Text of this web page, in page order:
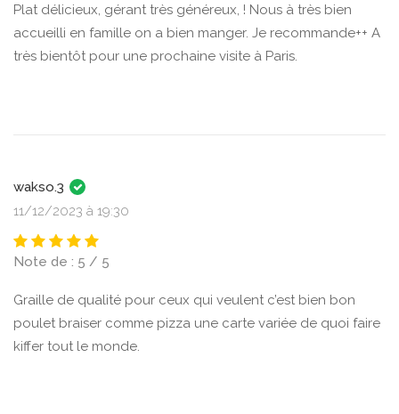
Plat délicieux, gérant très généreux, ! Nous à très bien
accueilli en famille on a bien manger. Je recommande++ A
très bientôt pour une prochaine visite à Paris.
wakso.3
11/12/2023 à 19:30
Note de : 5 / 5
Graille de qualité pour ceux qui veulent c’est bien bon
poulet braiser comme pizza une carte variée de quoi faire
kiffer tout le monde.